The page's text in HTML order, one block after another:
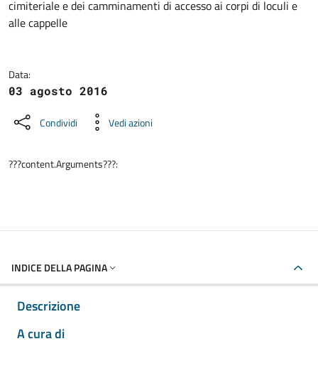
cimiteriale e dei camminamenti di accesso ai corpi di loculi e
alle cappelle
Data:
03 agosto 2016
Condividi Vedi azioni
???content.Arguments???:
INDICE DELLA PAGINA
Descrizione
A cura di